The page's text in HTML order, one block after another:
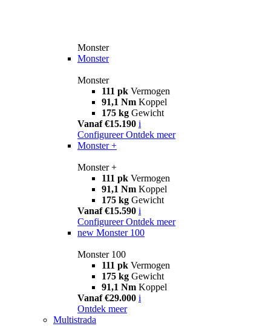
Monster
Monster
Monster
111 pk Vermogen
91,1 Nm Koppel
175 kg Gewicht
Vanaf €15.190 i
Configureer Ontdek meer
Monster +
Monster +
111 pk Vermogen
91,1 Nm Koppel
175 kg Gewicht
Vanaf €15.590 i
Configureer Ontdek meer
new Monster 100
Monster 100
111 pk Vermogen
175 kg Gewicht
91,1 Nm Koppel
Vanaf €29.000 i
Ontdek meer
Multistrada